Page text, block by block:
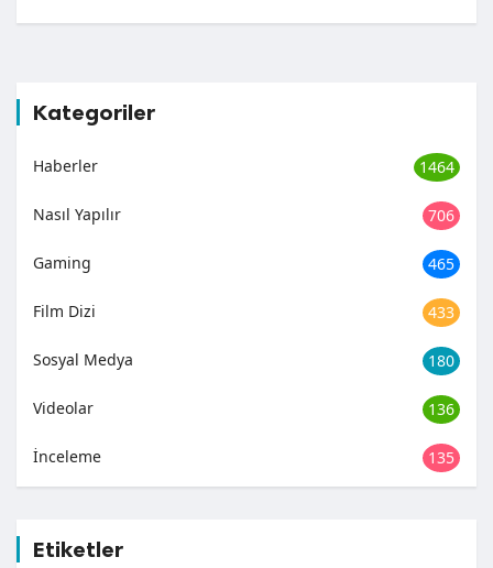
Kategoriler
Haberler 1464
Nasıl Yapılır 706
Gaming 465
Film Dizi 433
Sosyal Medya 180
Videolar 136
İnceleme 135
Etiketler